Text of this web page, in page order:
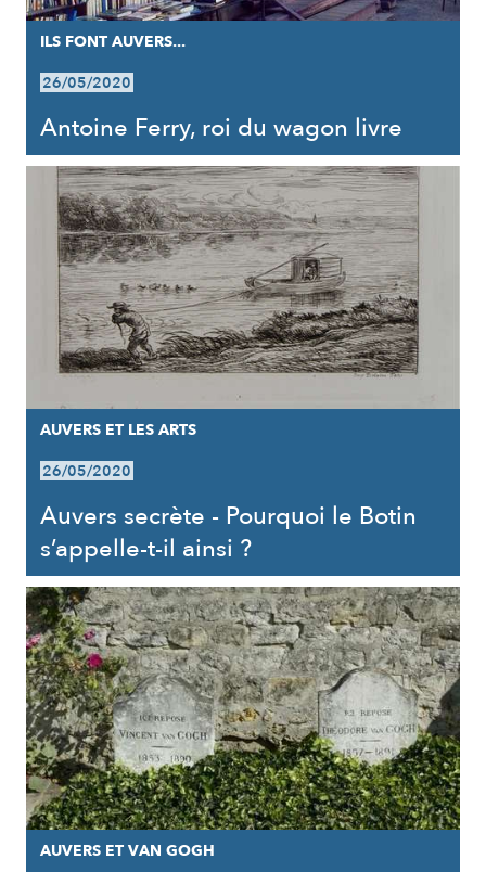
ILS FONT AUVERS...
26/05/2020
Antoine Ferry, roi du wagon livre
AUVERS ET LES ARTS
26/05/2020
Auvers secrète - Pourquoi le Botin
s’appelle-t-il ainsi ?
AUVERS ET VAN GOGH